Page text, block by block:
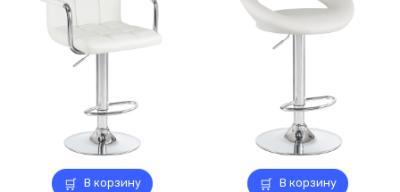
В корзину В корзину